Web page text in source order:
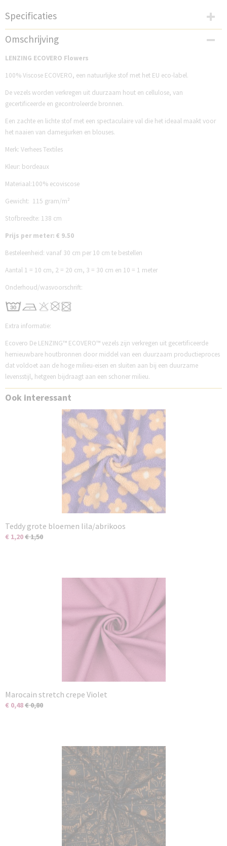
Specificaties
Productcode
V059085B
Productcode leverancier
Omschrijving
LENZING ECOVERO Flowers
100% Viscose ECOVERO, een natuurlijke stof met het EU eco-label.
De vezels worden verkregen uit duurzaam hout en cellulose, van
gecertificeerde en gecontroleerde bronnen.
Een zachte en lichte stof met een spectaculaire val die het ideaal maakt voor
het naaien van damesjurken en blouses.
Merk: Verhees Textiles
Kleur: bordeaux
Materiaal:100% ecoviscose
Gewicht: 115 gram/m²
Stofbreedte: 138 cm
Prijs per meter: € 9.50
Besteleenheid: vanaf 30 cm per 10 cm te bestellen
Aantal 1 = 10 cm, 2 = 20 cm, 3 = 30 cm en 10 = 1 meter
Onderhoud/wasvoorschrift:
Extra informatie:
Ecovero De LENZING™ ECOVERO™ vezels zijn verkregen uit gecertificeerde
hernieuwbare houtbronnen door middel van een duurzaam productieproces
dat voldoet aan de hoge milieu-eisen en sluiten aan bij een duurzame
levensstijl, hetgeen bijdraagt aan een schoner milieu.
Ook interessant
Teddy grote bloemen lila/abrikoos
€ 1,20€ 1,50
Marocain stretch crepe Violet
€ 0,48€ 0,80